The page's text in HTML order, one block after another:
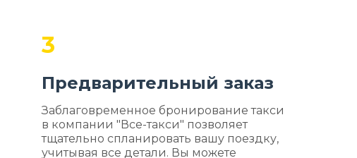
3
Предварительный заказ
Заблаговременное бронирование такси
в компании "Все-такси" позволяет
тщательно спланировать вашу поездку,
учитывая все детали. Вы можете